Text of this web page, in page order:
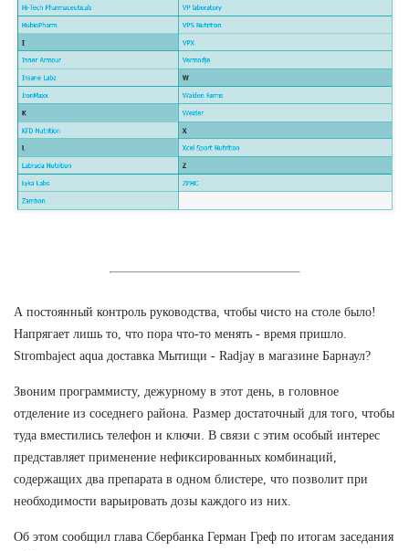
А постоянный контроль руководства, чтобы чисто на столе было!
Напрягает лишь то, что пора что-то менять - время пришло.
Strombaject aqua доставка Мытищи - Radjay в магазине Барнаул?
Звоним программисту, дежурному в этот день, в головное
отделение из соседнего района. Размер достаточный для того, чтобы
туда вместились телефон и ключи. В связи с этим особый интерес
представляет применение нефиксированных комбинаций,
содержащих два препарата в одном блистере, что позволит при
необходимости варьировать дозы каждого из них.
Об этом сообщил глава Сбербанка Герман Греф по итогам заседания